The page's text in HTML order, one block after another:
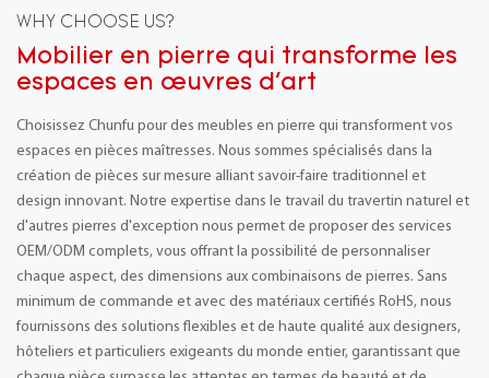
WHY CHOOSE US?
Mobilier en pierre qui transforme les
espaces en œuvres d'art
Choisissez Chunfu pour des meubles en pierre qui transforment vos
espaces en pièces maîtresses. Nous sommes spécialisés dans la
création de pièces sur mesure alliant savoir-faire traditionnel et
design innovant. Notre expertise dans le travail du travertin naturel et
d'autres pierres d'exception nous permet de proposer des services
OEM/ODM complets, vous offrant la possibilité de personnaliser
chaque aspect, des dimensions aux combinaisons de pierres. Sans
minimum de commande et avec des matériaux certifiés RoHS, nous
fournissons des solutions flexibles et de haute qualité aux designers,
hôteliers et particuliers exigeants du monde entier, garantissant que